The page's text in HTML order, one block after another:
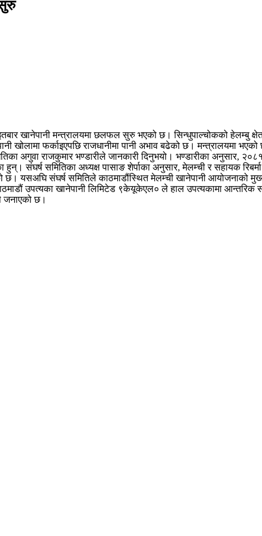
खानेपानी मन्त्रालयमा छलफल सुरु भएको छ। सिन्धुपाल्चोकको हेलम्बु
खोलामा फर्काइएपछि राजधानीमा पानी अभाव बढेको छ। मन्त्रालयमा
अगुवा राजकुमार भण्डारीले जानकारी दिनुभयो। भण्डारीका अनुसार,
संघर्ष समितिका अध्यक्ष पासाङ शेर्पाका अनुसार, मेलम्ची र सहायक
यसअघि संघर्ष समितिले काठमाडौंस्थित मेलम्ची खानेपानी आयोजनाको
उपत्यका खानेपानी लिमिटेड ९केयूकेएल० ले हाल उपत्यकामा आन्तरिक
जनाएको छ।